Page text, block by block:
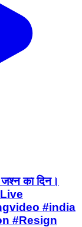
जश्न का दिन।
#india
#Resign